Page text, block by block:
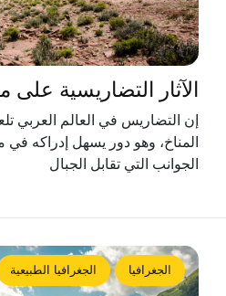
الآثار التضاريسية على
إن التضاريس في العالم العربي
المناخ، وهو دور يسهل إدراكه في
الجوانب التي تقابل الجبال
الجغرافيا الجغرافيا الطبيعية